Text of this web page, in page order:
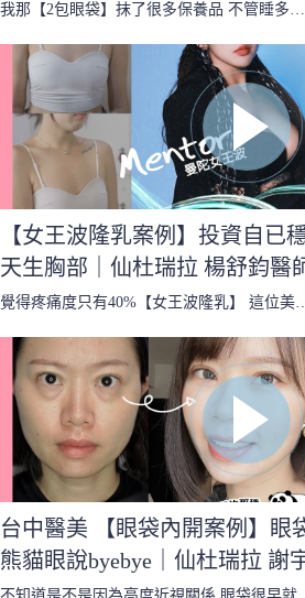
我那【2包眼袋】抹了很多保養品 不管睡多…
【女王波隆乳案例】投資自已
天生胸部｜仙杜瑞拉 楊舒鈞醫
覺得疼痛度只有40%【女王波隆乳】 這位美
台中醫美 【眼袋內開案例】眼
熊貓眼說byebye｜仙杜瑞拉 謝